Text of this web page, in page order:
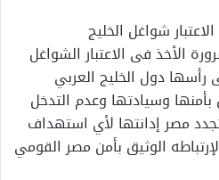
شواغل الخليج
الأخذ فى الاعتبار الشواغل
رأسها دول الخليج العربي
وسيادتها وعدم التدخل
مصر إدانتها لأي استهداف
الوثيق بأمن مصر القومي